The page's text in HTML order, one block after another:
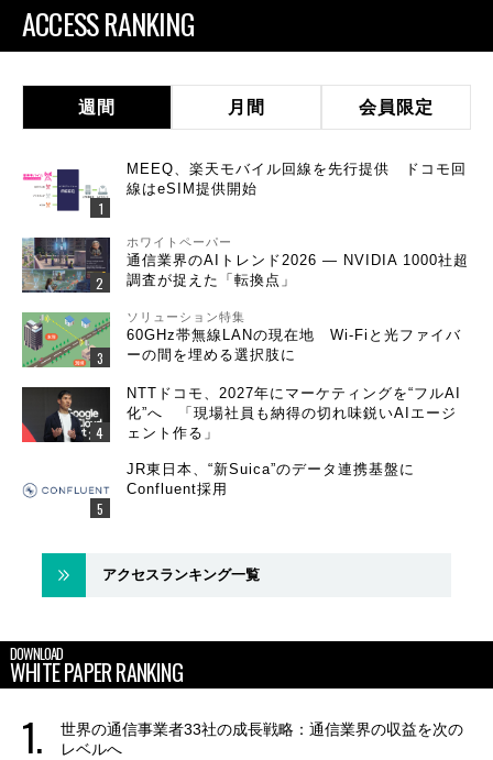
ACCESS RANKING
週間 月間 会員限定
MEEQ、楽天モバイル回線を先行提供 ドコモ回
線はeSIM提供開始
ホワイトペーパー
通信業界のAIトレンド2026 ― NVIDIA 1000社超
調査が捉えた「転換点」
ソリューション特集
60GHz帯無線LANの現在地 Wi-Fiと光ファイバ
ーの間を埋める選択肢に
NTTドコモ、2027年にマーケティングを“フルAI
化”へ 「現場社員も納得の切れ味鋭いAIエージ
ェント作る」
JR東日本、“新Suica”のデータ連携基盤に
Confluent採用
アクセスランキング一覧
DOWNLOAD
WHITE PAPER RANKING
世界の通信事業者33社の成長戦略：通信業界の収益を次の
レベルへ